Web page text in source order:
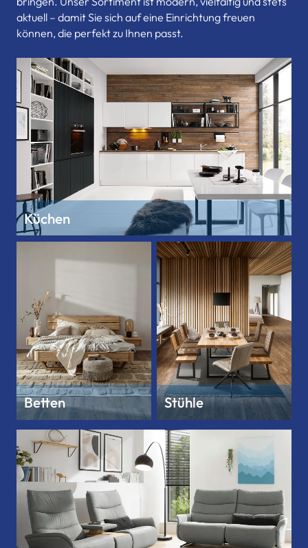
aktuell – damit Sie sich auf eine Einrichtung freuen
können, die perfekt zu Ihnen passt.
Küchen
Betten Stühle